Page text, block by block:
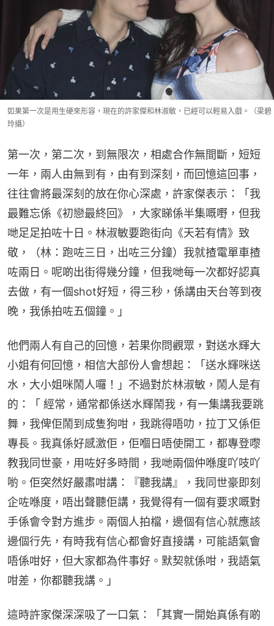
如果第一次是用生硬來形容，現在的許家傑和林淑敏，已經可以輕易入戲。（梁碧
玲攝）
第一次，第二次，到無限次，相處合作無間斷，短短
一年，兩人由無到有，由有到深刻，而回憶這回事，
往往會將最深刻的放在你心深處，許家傑表示：「我
最難忘係《初戀最終回》，大家睇係半集嘅嘢，但我
哋足足拍咗十日。林淑敏要跑街向《天若有情》致
敬，（林：跑咗三日，出咗三分鐘）我就揸電單車揸
咗兩日。呢啲出街得幾分鐘，但我哋每一次都好認真
去做，有一個shot好短，得三秒，係講由天台等到夜
晚，我係拍咗五個鐘。」
他們兩人有自己的回憶，若果你問觀眾，對送水輝大
小姐有何回憶，相信大部份人會想起：「送水輝咪送
水，大小姐咪鬧人囉！」不過對於林淑敏，鬧人是有
的：「 經常，通常都係送水輝鬧我，有一集講我要跳
舞，我俾佢鬧到成隻狗咁，我跳得唔叻，拉丁又係佢
專長。我真係好感激佢，佢嗰日唔使開工，都專登嚟
教我同世豪，用咗好多時間，我哋兩個仲喺度吖吱吖
喲。佢突然好嚴肅咁講：『聽我講』，我同世豪即刻
企咗喺度，唔出聲聽佢講，我覺得有一個有要求嘅對
手係會令對方進步。兩個人拍檔，邊個有信心就應該
邊個行先，有時我有信心都會好直接講，可能語氣會
唔係咁好，但大家都為件事好。默契就係咁，我語氣
咁差，你都聽我講。」
這時許家傑深深吸了一口氣：「其實一開始真係有啲